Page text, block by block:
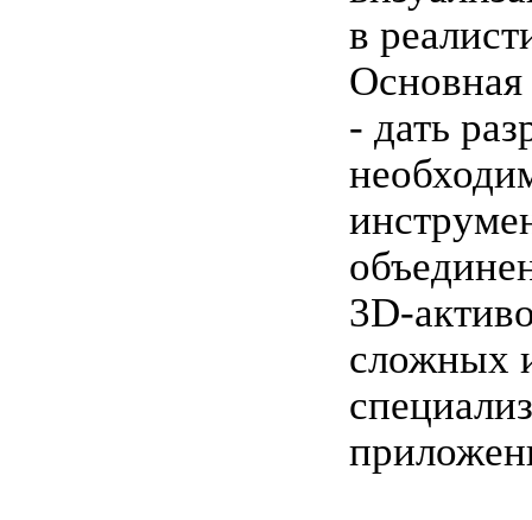
в
Основная
- дать
3D-
сложных